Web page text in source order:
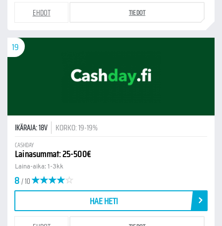
EHDOT TIEDOT
19
IKÄRAJA: 18V KORKO: 19-19%
CASHDAY
Lainasummat: 25-500€
Laina-aika: 1-3kk
8/ 10
HAE HETI